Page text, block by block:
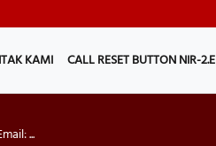
KAMI CALL RESET BUTTON NIR-2.E
...